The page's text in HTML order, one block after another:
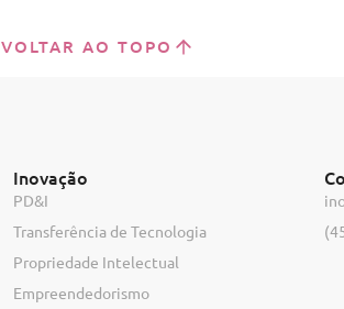
VOLTAR AO TOPO
Inovação
PD&I
Transferência de Tecnologia
Propriedade Intelectual
Empreendedorismo